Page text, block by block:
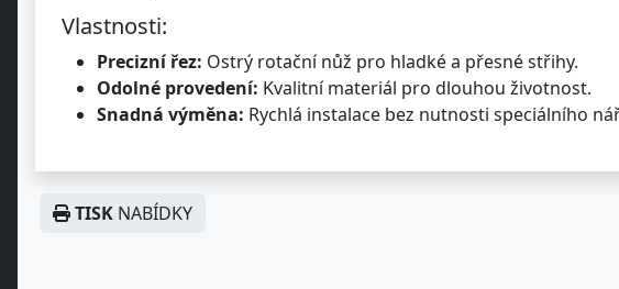
Vlastnosti:
Precizní řez: Ostrý rotační nůž pro hladké a přesné střihy.
Odolné provedení: Kvalitní materiál pro dlouhou životnost.
Snadná výměna: Rychlá instalace bez nutnosti speciálního
TISK NABÍDKY